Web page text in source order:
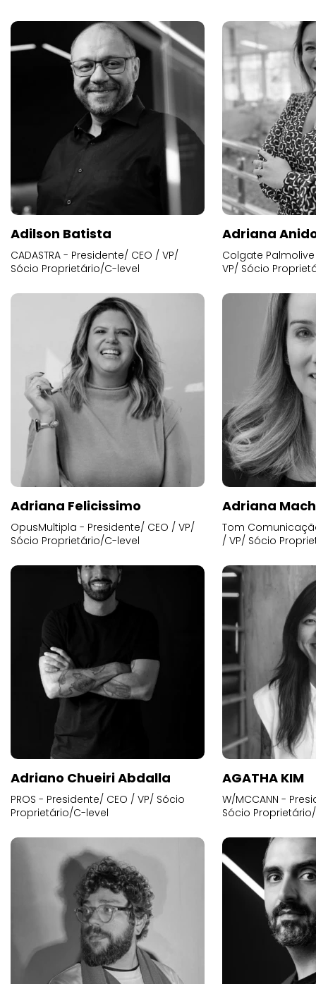
Adilson Batista
CADASTRA - Presidente/ CEO / VP/
Sócio Proprietário/C-level
Adriana
Colgate
VP/ Sócio
Adriana Felicissimo
OpusMultipla - Presidente/ CEO / VP/
Sócio Proprietário/C-level
Adriana
Tom
/ VP/ Sócio
Adriano Chueiri Abdalla
PROS - Presidente/ CEO / VP/ Sócio
Proprietário/C-level
AGATHA KIM
W/MCCANN -
Sócio